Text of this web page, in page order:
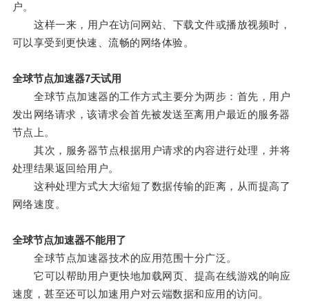
户。
这样一来，用户在访问网站、下载文件或播放视频时，
可以享受到更快速、流畅的网络体验。
全球节点加速器7天试用
全球节点加速器的工作方式主要分为两步：首先，用户
发出网络请求，该请求会首先被发送至离用户最近的服务器
节点上。
其次，服务器节点根据用户请求的内容进行处理，并将
处理结果返回给用户。
这种处理方式大大缩短了数据传输的距离，从而提高了
网络速度。
全球节点加速器不能用了
全球节点加速器技术的应用范围十分广泛。
它可以帮助用户更快地加载网页、提高在线游戏的响应
速度，甚至还可以加速用户对云端数据和应用的访问。